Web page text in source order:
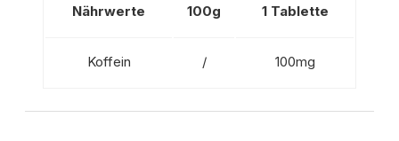
Nährwerte 100g 1 Tablette
Koffein / 100mg